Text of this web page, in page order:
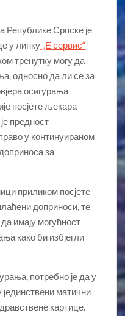
Републике Српске је
у линку „Е сервис“
тренутку могу да
односно да ли се за
осигурања
посјете љекара
предност
у континуираном
за
приликом посјете
доприноси, те
да имају могућност
како би избјегли
потребно је да у
матични
картице.